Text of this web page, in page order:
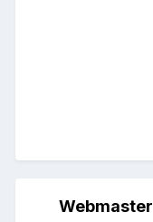
Webmaster